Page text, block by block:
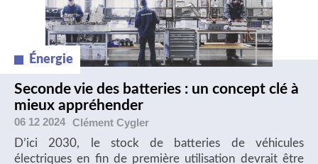
Énergie
Seconde vie des batteries : un concept clé à
mieux appréhender
06 12 2024 Clément Cygler
D’ici 2030, le stock de batteries de véhicules
électriques en fin de première utilisation devrait être